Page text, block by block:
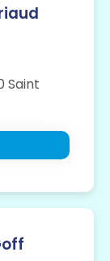
Saint